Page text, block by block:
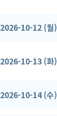
2026-10-12 (월)
2026-10-13 (화)
2026-10-14 (수)